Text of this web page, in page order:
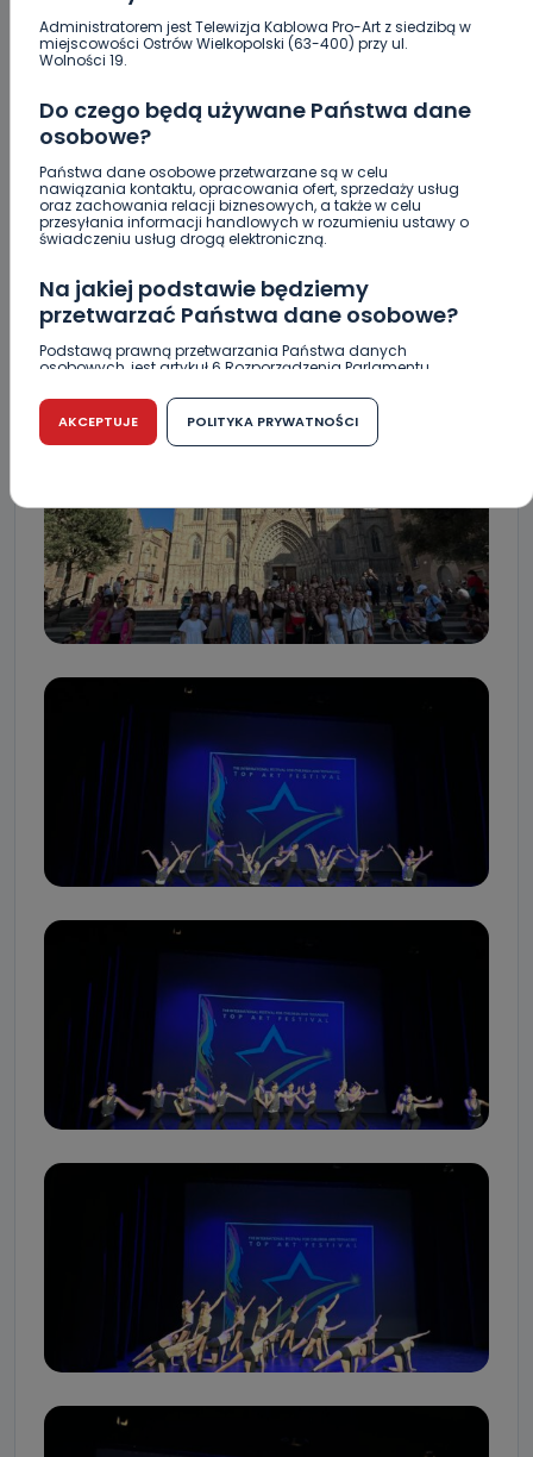
Administratorem jest Telewizja Kablowa Pro-Art z siedzibą w
miejscowości Ostrów Wielkopolski (63-400) przy ul.
Wolności 19.
Do czego będą używane Państwa dane
osobowe?
Państwa dane osobowe przetwarzane są w celu
nawiązania kontaktu, opracowania ofert, sprzedaży usług
oraz zachowania relacji biznesowych, a także w celu
przesyłania informacji handlowych w rozumieniu ustawy o
świadczeniu usług drogą elektroniczną.
Na jakiej podstawie będziemy
przetwarzać Państwa dane osobowe?
Podstawą prawną przetwarzania Państwa danych
osobowych, jest artykuł 6 Rozporządzenia Parlamentu
w sprawie ochrony osób fizycznych w związku z
przetwarzaniem danych osobowych w sprawie
swobodnego przepływu takich danych oraz uchylenia
dyrektywy 95/46/WE (RODO).
Czy jest możliwość cofnięcia zgody?
Podanie danych osobowych jest dobrowolne, nie jest
wymogiem ustawowym lub umownym oraz nie stanowi
warunku zawarcia umowy. Cofnięcie zgody jest możliwe na
każdym etapie i nie jest to związane z żadnymi
negatywnymi konsekwencjami. Cofnięcia zgody można
dokonać w dowolny, wybrany sposób (e-mail, poczta
tradycyjna) tak, aby dotarła do wiadomości Telewizji
Kiedy i komu możemy przekazać
Państwa dane?
Telewizja Kablowa Pro-Art z siedzibą w miejscowości Ostrów
Wielkopolski (63-400) przy ul. Wolności 19 nie przekazuje
Państwa danych osobowych podmiotom trzecim, jak
również nie są one wykorzystywane w procesach
zautomatyzowanego profilowania.
przekazanymi nam danymi?
Po wyrażeniu zgody na przetwarzanie danych osobowych,
Art z siedzibą w miejscowości Ostrów Wielkopolski (63-400)
przy ul. Wolności 19 dostępu do danych osobowych
dotyczących Państwa oraz uzyskania ich kopii, a także
żądania ich sprostowania, usunięcia danych, ograniczenia
ich przetwarzania oraz prawo wniesienia sprzeciwu wobec
ich przetwarzania.
Do kiedy Państwa dane osobowe będą
Do czasu wycofania zgody lub, jeśli dane będą
administratora – do momentu wniesienia sprzeciwu.
Jakie dane osobowe przetwarzamy?
Przetwarzane kategorie Państwa danych osobowych to
dane, które pochodzą bezpośrednio od Państwa (lub
zostały przekazane w Państwa imieniu) lub dane osobowe,
które zostały zebrane ze źródeł publicznie dostępnych, w
szczególności: imię i nazwisko, adres e-mail, telefon
danych osobowych są pracownicy i współpracownicy oraz
partnerzy wspomagający administratora w jego
AKCEPTUJE POLITYKA PRYWATNOŚCI